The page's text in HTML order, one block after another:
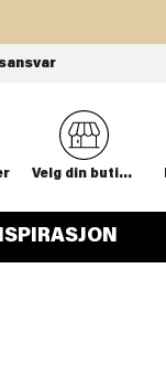
Velg din butikk